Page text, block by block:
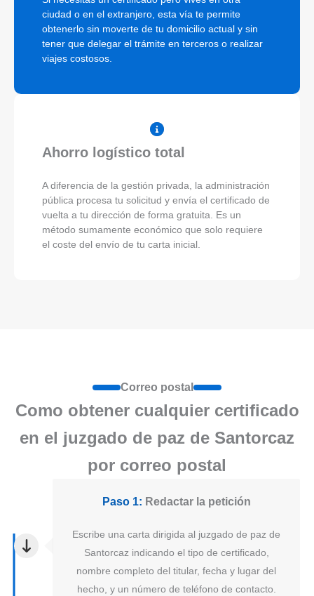
ciudad o en el extranjero, esta vía te permite
obtenerlo sin moverte de tu domicilio actual y sin
tener que delegar el trámite en terceros o realizar
viajes costosos.
Ahorro logístico total
A diferencia de la gestión privada, la administración
pública procesa tu solicitud y envía el certificado de
vuelta a tu dirección de forma gratuita. Es un
método sumamente económico que solo requiere
el coste del envío de tu carta inicial.
Correo postal
Como obtener cualquier certificado
en el juzgado de paz de Santorcaz
por correo postal
Paso 1: Redactar la petición
Escribe una carta dirigida al juzgado de paz de
Santorcaz indicando el tipo de certificado,
nombre completo del titular, fecha y lugar del
hecho, y un número de teléfono de contacto.